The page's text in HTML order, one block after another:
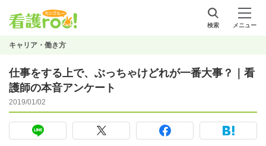
検索 メニュー
キャリア・働き方
仕事をする上で、ぶっちゃけどれが一番大事？｜看
護師の本音アンケート
2019/01/02